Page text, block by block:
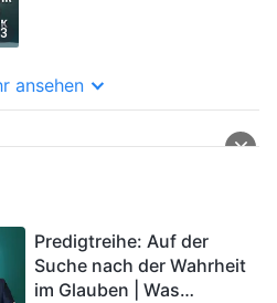
ansehen
Predigtreihe: Auf der
Suche nach der Wahrheit
im Glauben | Was